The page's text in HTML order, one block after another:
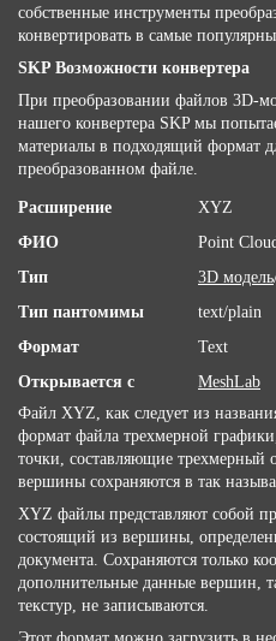
собственные инструменты
конвертировать в самые
SKP Возможности конвертера
При преобразовании файлов 3D-
нашего конвертера SKP мы
материалы в подходящий формат
преобразованном файле.
Расширение
XYZ
ФИО
Point
Тип
3D модель
Тип пантомимы
text/plain
Формат
Text
Открывается с
MeshLab
Файл XYZ, как следует из
формат файла трехмерной
точки, составляющие трехмерный
вершины сохраняются в так
XYZ файлы представляют собой
состоящий из вершины,
документа. Сохраняются только
дополнительные данные вершин,
текстур, не записываются.